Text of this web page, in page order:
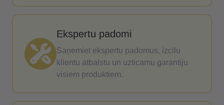
Ekspertu padomi
Saņemiet ekspertu padomus, izcilu
klientu atbalstu un uzticamu garantiju
visiem produktiem.